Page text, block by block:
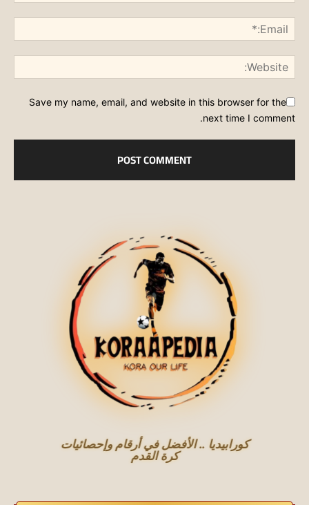
Save my name, email, and website in this browser for the
next time I comment.
كورابيديا .. الأفضل في أرقام وإحصائيات
كرة القدم